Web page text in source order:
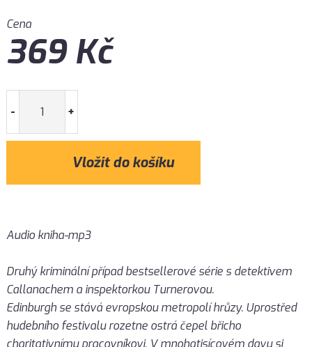
Cena
369Kč
- +
Audio kniha-mp3
Druhý kriminální případ bestsellerové série s detektivem
Callanachem a inspektorkou Turnerovou.
Edinburgh se stává evropskou metropolí hrůzy. Uprostřed
hudebního festivalu rozetne ostrá čepel břicho
charitativnímu pracovníkovi. V mnohatisícovém davu si